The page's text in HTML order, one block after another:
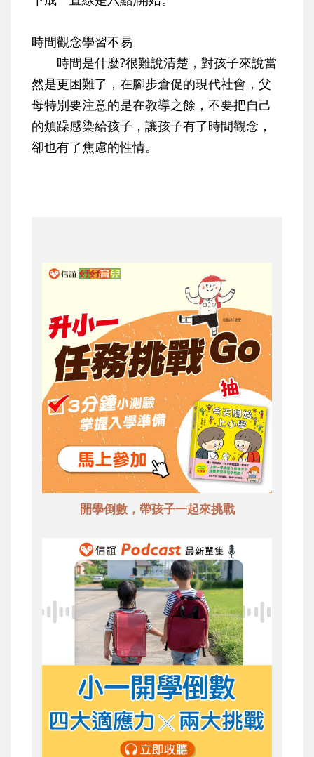
時間觀念學習不易
時間是什麼?很難說清楚，對孩子來說當
然是更困難了，在腳步倉促的現代社會，父
母特別要注意的是在教導之餘，不要把自己
的煩躁感染給孩子，讓孩子有了時間觀念，
卻也有了焦慮的性情。
開學倒數，帶孩子一起來挑戰